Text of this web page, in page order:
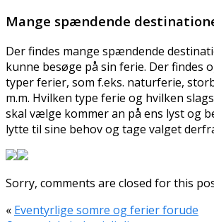
Mange spændende
Der findes mange spændende
kunne besøge på sin ferie. Der findes
typer ferier, som f.eks. naturferie,
m.m. Hvilken type ferie og hvilken
skal vælge kommer an på ens lyst og
lytte til sine behov og tage valget
Sorry, comments are closed for this
« Eventyrlige somre og ferier forude